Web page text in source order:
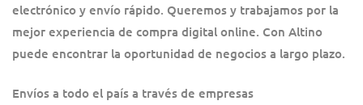
electrónico y envío rápido. Queremos y trabajamos por la
mejor experiencia de compra digital online. Con Altino
puede encontrar la oportunidad de negocios a largo plazo.
Envíos a todo el país a través de empresas